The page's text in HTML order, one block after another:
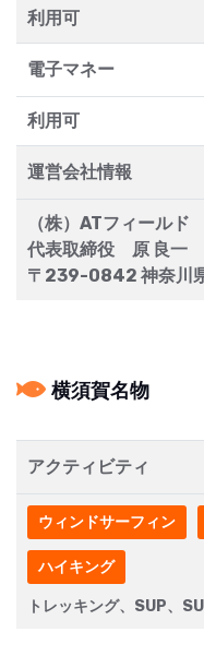
利用可
電子マネー
利用可
運営会社情報
（株）ATフィールド
代表取締役 原 良一
〒239-0842 神奈
横須賀名物
アクティビティ
ウィンドサーフィン
ハイキング
トレッキング、SUP、